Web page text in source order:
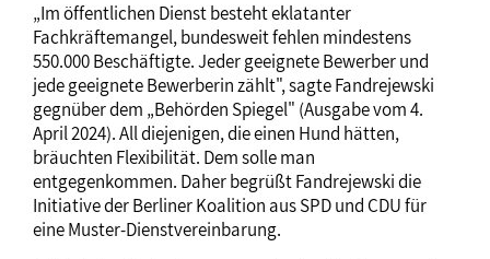
„Im öffentlichen Dienst besteht eklatanter
Fachkräftemangel, bundesweit fehlen mindestens
550.000 Beschäftigte. Jeder geeignete Bewerber und
jede geeignete Bewerberin zählt", sagte Fandrejewski
gegnüber dem „Behörden Spiegel" (Ausgabe vom 4.
April 2024). All diejenigen, die einen Hund hätten,
bräuchten Flexibilität. Dem solle man
entgegenkommen. Daher begrüßt Fandrejewski die
Initiative der Berliner Koalition aus SPD und CDU für
eine Muster-Dienstvereinbarung.